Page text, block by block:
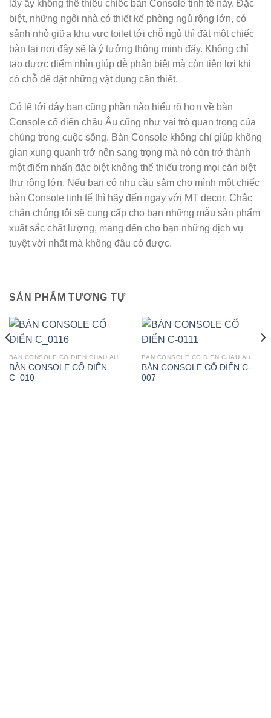
lẫy ấy không thể thiếu chiếc bàn Console tinh tế này. Đặc
biệt, những ngôi nhà có thiết kế phòng ngủ rộng lớn, có
sảnh nhỏ giữa khu vực toilet tới chỗ ngủ thì đặt một chiếc
bàn tại nơi đây sẽ là ý tưởng thông minh đấy. Không chỉ
tạo được điểm nhìn giúp dễ phân biệt mà còn tiện lợi khi
có chỗ để đặt những vật dụng cần thiết.
Có lẽ tới đây bạn cũng phần nào hiểu rõ hơn về bàn
Console cổ điển châu Âu cũng như vai trò quan trọng của
chúng trong cuộc sống. Bàn Console không chỉ giúp không
gian xung quanh trở nên sang trọng mà nó còn trở thành
một điểm nhấn đặc biệt không thể thiếu trong mọi căn biệt
thự rộng lớn. Nếu bạn có nhu cầu sắm cho mình một chiếc
bàn Console tinh tế thì hãy đến ngay với MT decor. Chắc
chắn chúng tôi sẽ cung cấp cho bạn những mẫu sản phẩm
xuất sắc chất lượng, mang đến cho bạn những dịch vụ
tuyệt vời nhất mà không đâu có được.
SẢN PHẨM TƯƠNG TỰ
BÀN CONSOLE CỔ ĐIỂN CHÂU ÂU
BÀN CONSOLE CỔ ĐIỂN
C_010
BÀN CONSOLE CỔ ĐIỂN CHÂU ÂU
BÀN CONSOLE CỔ ĐIỂN C-
007